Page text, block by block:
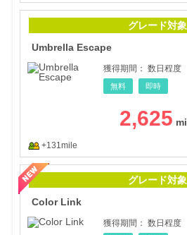
グレード対象
Umbrella Escape
獲得期間： 数日程度
無料 即時
2,625
+131mile
グレード対象
Color Link
獲得期間： 数日程度